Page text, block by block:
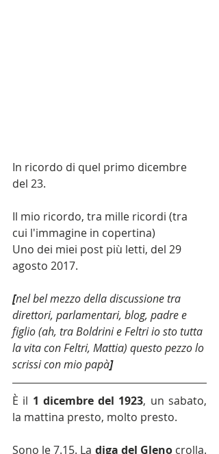
In ricordo di quel primo dicembre
del 23.
Il mio ricordo, tra mille ricordi (tra
cui l'immagine in copertina)
Uno dei miei post più letti, del 29
agosto 2017.
[nel bel mezzo della discussione tra
direttori, parlamentari, blog, padre e
figlio (ah, tra Boldrini e Feltri io sto tutta
la vita con Feltri, Mattia) questo pezzo lo
scrissi con mio papà]
È il 1 dicembre del 1923, un sabato,
la mattina presto, molto presto.
Sono le 7.15. La diga del Gleno